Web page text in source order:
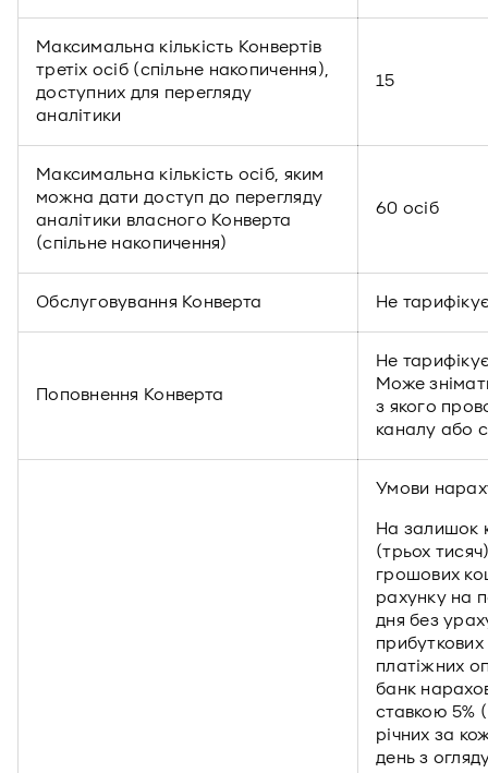
Максимальна кількість Конвертів
третіх осіб (спільне накопичення),
доступних для перегляду
аналітики
15
Максимальна кількість осіб, яким
можна дати доступ до перегляду
аналітики власного Конверта
(спільне накопичення)
60 осіб
Обслуговування Конверта Не
Поповнення Конверта
Не
Може
з якого
каналу або
Умови
На залишок
(трьох
грошових
рахунку на
дня без
платіжних
банк
ставкою 5%
річних за
день з